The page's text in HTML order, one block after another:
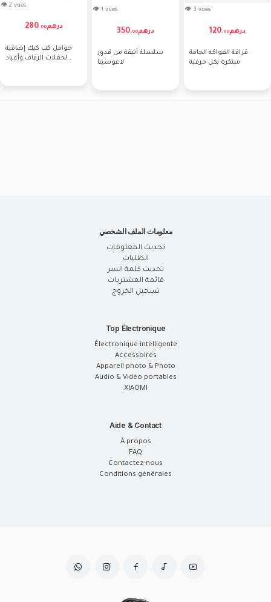
👁 2 vues
280. 00درهم
حوامل كب كيك إضافية
لحفلات الزفاف وأعياد
👁 1 vues
350. 00درهم
سلسلة أنيقة من قدور
لاغوسينا
👁 3 vues
120. 00درهم
فراقة الفواكه الجافة
مبتكرة بكل حرفية
معلومات الملف الشخصي
تحديث المعلومات
الطلبات
تحديث كلمة السر
قائمة المشتريات
تسجيل الخروج
Top Électronique
Électronique intelligente
Accessoires
Appareil photo & Photo
Audio & Vidéo portables
XIAOMI
Aide & Contact
À propos
FAQ
Contactez-nous
Conditions générales